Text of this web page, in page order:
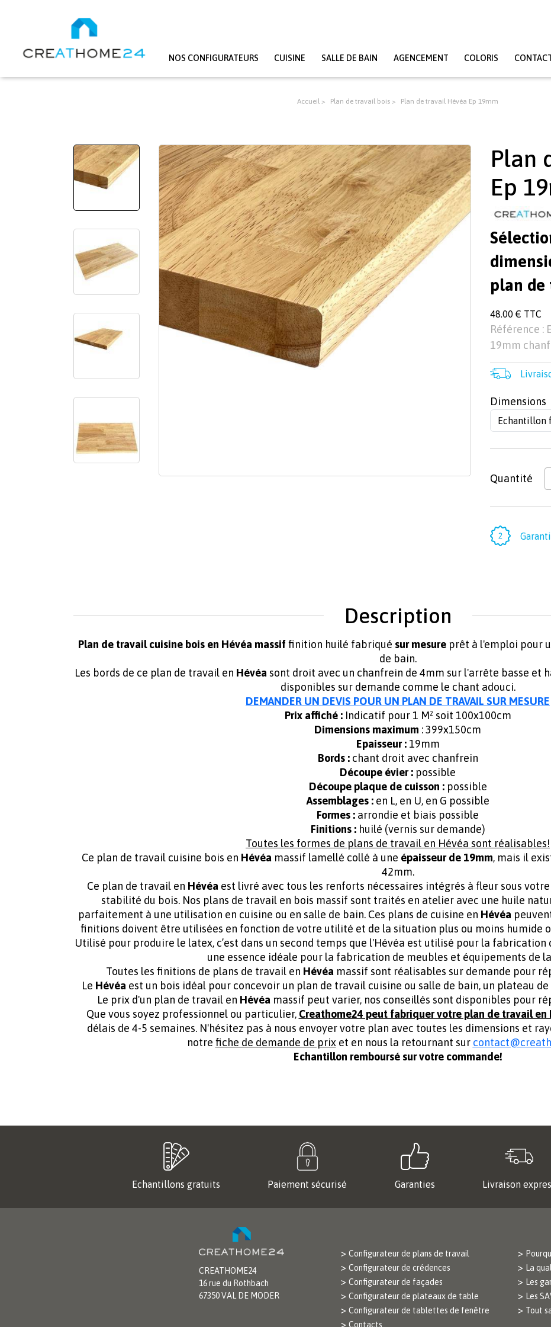
NOS CONFIGURATEURS CUISINE SALLE DE BAIN AGENCEMENT COLORIS
Accueil Plan de travail bois Plan de travail Hévéa Ep 19mm
Plan
Ep
plan de
48.00 € TTC
Référence :
19mm
Dimensions
Quantité
Description
Plan de travail cuisine bois en Hévéa massiffinition huilé fabriqué sur mesure prêt à l'emploi pour
de bain.
Les bords de ce plan de travail en Hévéasont droit avec un chanfrein de 4mm sur l'arrête basse et
disponibles sur demande comme le chant adouci.
DEMANDER UN DEVIS POUR UN PLAN DE TRAVAIL SUR MESURE
Prix affiché : Indicatif pour 1 M² soit 100x100cm
Dimensions maximum : 399x150cm
Epaisseur :19mm
Bords :chant droit avec chanfrein
Découpe évier : possible
Découpe plaque de cuisson :possible
Assemblages :en L, en U, en G possible
Formes : arrondie et biais possible
Finitions : huilé (vernis sur demande)
Toutes les formes de plans de travail en Hévéa sont réalisables!
Ce plan de travail cuisine bois en Hévéa massif lamellé collé à une épaisseur de 19mm, mais il
42mm.
Ce plan de travail en Hévéaest livré avec tous les renforts nécessaires intégrés à fleur sous
stabilité du bois. Nos plans de travail en bois massif sont traités en atelier avec une huile
parfaitement à une utilisation en cuisine ou en salle de bain. Ces plans de cuisine en Hévéa
finitions doivent être utilisées en fonction de votre utilité et de la situation plus ou moins humide
Utilisé pour produire le latex, c’est dans un second temps que l'Hévéa est utilisé pour la
une essence idéale pour la fabrication de meubles et équipements de
Toutes les finitions de plans de travail en Hévéa massif sont réalisables sur demande pour
Le Hévéaest un bois idéal pour concevoir un plan de travail cuisine ou salle de bain, un plateau
Le prix d'un plan de travail en Hévéa massif peut varier, nos conseillés sont disponibles pour
Que vous soyez professionnel ou particulier, Creathome24 peut fabriquer votre plan de travail en
délais de 4-5 semaines. N'hésitez pas à nous envoyer votre plan avec toutes les dimensions et
notre fiche de demande de prixet en nous la retournant sur
Echantillon remboursé sur votre commande!
Echantillons gratuits Paiement sécurisé Garanties Livraison
CREATHOME24
16 rue du Rothbach
67350 VAL DE MODER
Configurateur de plans de travail
Configurateur de crédences
Configurateur de façades
Configurateur de plateaux de table
Configurateur de tablettes de fenêtre
Contacts
La
Les
Les
Tout